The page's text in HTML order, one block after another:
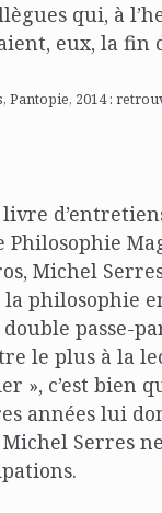
qui, à
eux, la fin
Pantopie, 2014 :
livre
Philosophie
Michel
la philosophie
double passe-
le plus à la
», c’est bien
années lui
Serres